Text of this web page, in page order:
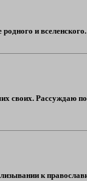
и
своих. Рассуждаю
к